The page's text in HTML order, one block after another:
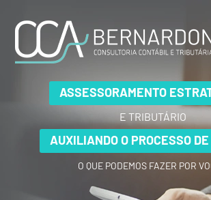
ASSESSORAMENTO
E TRIBUTÁRIO
AUXILIANDO O PROCESSO
O QUE PODEMOS FAZER POR
ASSESSORAMENTO
E TRIBUTÁRIO
AUXILIANDO O PROCESSO
O QUE PODEMOS FAZER POR
ASSESSORAMENTO
E TRIBUTÁRIO
AUXILIANDO O PROCESSO
O QUE PODEMOS FAZER POR